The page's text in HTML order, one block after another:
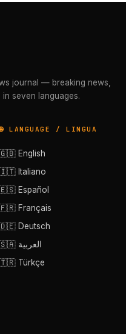
journal — breaking news,
seven languages.
LANGUAGE / LINGUA
English
Italiano
Español
Français
Deutsch
🇸🇦 العربية
Türkçe